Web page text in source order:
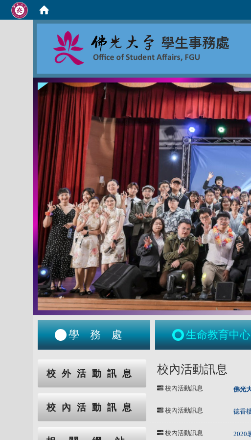
學務處 生命教育中心
校外活動訊息
校內活動訊息
校內活動訊息
校內活動訊息 佛光
校內活動訊息 德香
校內活動訊息 2020